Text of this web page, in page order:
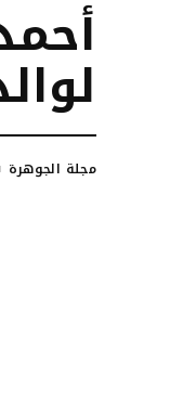
Posted
مجلة الجوهرة